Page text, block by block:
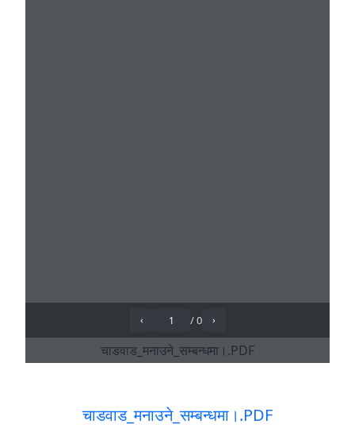
चाडवाड_मनाउने_सम्बन्धमा।.PDF